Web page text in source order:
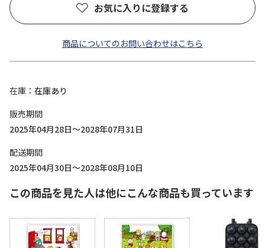
お気に入りに登録する
商品についてのお問い合わせはこちら
在庫
在庫あり
販売期間
2025年04月28日～2028年07月31日
配送期間
2025年04月30日～2028年08月10日
この商品を見た人は他にこんな商品も買っています